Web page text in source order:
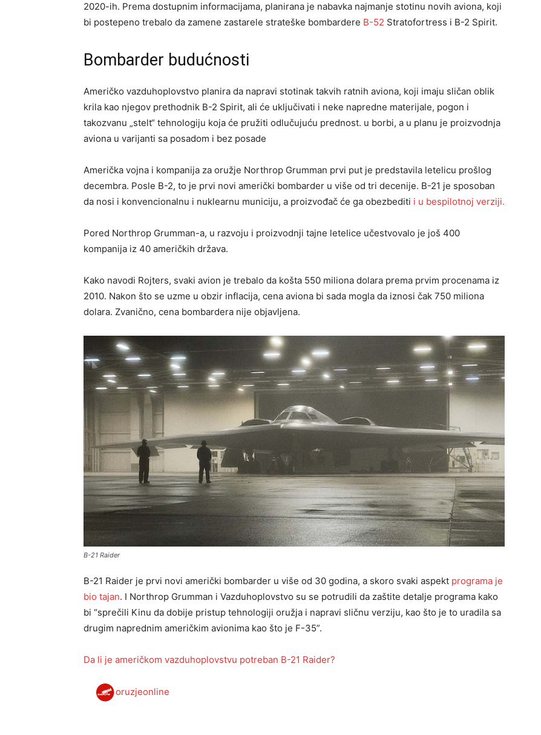
2020-ih. Prema dostupnim informacijama, planirana je nabavka najmanje stotinu novih aviona, koji
bi postepeno trebalo da zamene zastarele strateške bombardere B-52 Stratofortress i B-2 Spirit.
Bombarder budućnosti
Američko vazduhoplovstvo planira da napravi stotinak takvih ratnih aviona, koji imaju sličan oblik
krila kao njegov prethodnik B-2 Spirit, ali će uključivati i neke napredne materijale, pogon i
takozvanu „stelt“ tehnologiju koja će pružiti odlučujuću prednost. u borbi, a u planu je proizvodnja
aviona u varijanti sa posadom i bez posade
Američka vojna i kompanija za oružje Northrop Grumman prvi put je predstavila letelicu prošlog
decembra. Posle B-2, to je prvi novi američki bombarder u više od tri decenije. B-21 je sposoban
da nosi i konvencionalnu i nuklearnu municiju, a proizvođač će ga obezbediti i u bespilotnoj verziji.
Pored Northrop Grumman-a, u razvoju i proizvodnji tajne letelice učestvovalo je još 400
kompanija iz 40 američkih država.
Kako navodi Rojters, svaki avion je trebalo da košta 550 miliona dolara prema prvim procenama iz
2010. Nakon što se uzme u obzir inflacija, cena aviona bi sada mogla da iznosi čak 750 miliona
dolara. Zvanično, cena bombardera nije objavljena.
B-21 Raider
B-21 Raider je prvi novi američki bombarder u više od 30 godina, a skoro svaki aspekt programa je
bio tajan. I Northrop Grumman i Vazduhoplovstvo su se potrudili da zaštite detalje programa kako
bi “sprečili Kinu da dobije pristup tehnologiji oružja i napravi sličnu verziju, kao što je to uradila sa
drugim naprednim američkim avionima kao što je F-35”.
Da li je američkom vazduhoplovstvu potreban B-21 Raider?
oruzjeonline